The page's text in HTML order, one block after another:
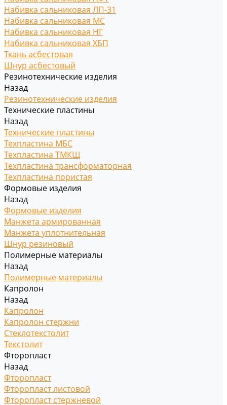
Набивка сальниковая ЛП-31
Набивка сальниковая МС
Набивка сальниковая НГ
Набивка сальниковая ХБП
Ткань асбестовая
Шнур асбестовый
Резинотехнические изделия
Назад
Резинотехнические изделия
Технические пластины
Назад
Технические пластины
Техпластина МБС
Техпластина ТМКЩ
Техпластина трансформаторная
Техпластина пористая
Формовые изделия
Назад
Формовые изделия
Манжета армированная
Манжета уплотнительная
Шнур резиновый
Полимерные материалы
Назад
Полимерные материалы
Капролон
Назад
Капролон
Капролон стержни
Стеклотекстолит
Текстолит
Фторопласт
Назад
Фторопласт
Фторопласт листовой
Фторопласт стержневой